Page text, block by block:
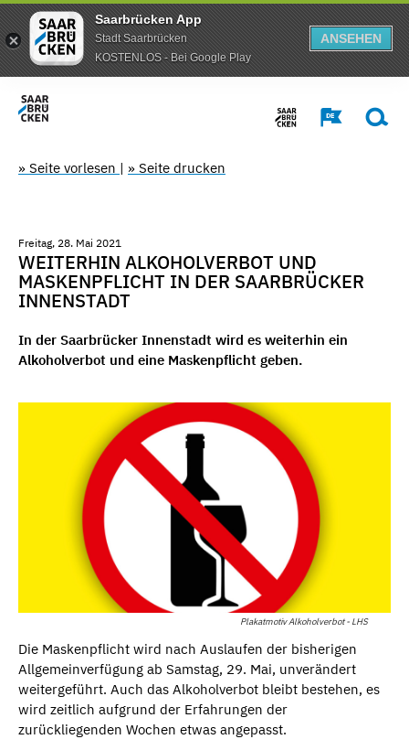
Saarbrücken App
Stadt Saarbrücken
KOSTENLOS - Bei Google Play
ANSEHEN
» Seite vorlesen | » Seite drucken
Freitag, 28. Mai 2021
WEITERHIN ALKOHOLVERBOT UND
MASKENPFLICHT IN DER SAARBRÜCKER
INNENSTADT
In der Saarbrücker Innenstadt wird es weiterhin ein
Alkoholverbot und eine Maskenpflicht geben.
Plakatmotiv Alkoholverbot - LHS
Die Maskenpflicht wird nach Auslaufen der bisherigen
Allgemeinverfügung ab Samstag, 29. Mai, unverändert
weitergeführt. Auch das Alkoholverbot bleibt bestehen, es
wird zeitlich aufgrund der Erfahrungen der
zurückliegenden Wochen etwas angepasst.